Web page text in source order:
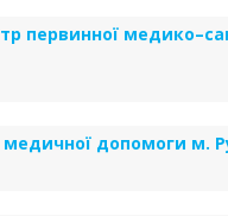
первинної
допомоги м.